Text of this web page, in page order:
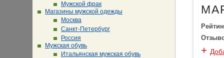
Мужской фрак
Магазины мужской одежды
Москва
Санкт-Петербург
Россия
Мужская обувь
Итальянская мужская обувь
+